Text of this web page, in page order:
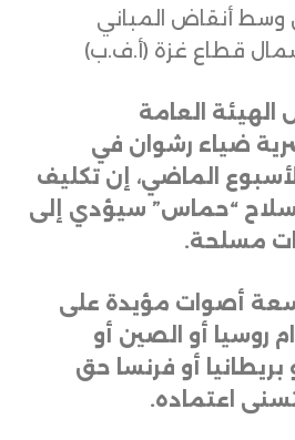
أنقاض المباني
شمال قطاع غزة (أ.ف.ب)
العامة
ضياء رشوان في
الماضي، إن تكليف
سلاح “حماس” سيؤدي إلى
مسلحة.
تسعة أصوات مؤيدة على
روسيا أو الصين أو
بريطانيا أو فرنسا حق
اعتماده.